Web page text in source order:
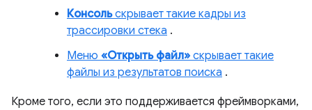
Консольскрывает такие кадры из
трассировки стека .
Меню «Открыть файл» скрывает такие
файлы из результатов поиска .
Кроме того, если это поддерживается фреймворками,